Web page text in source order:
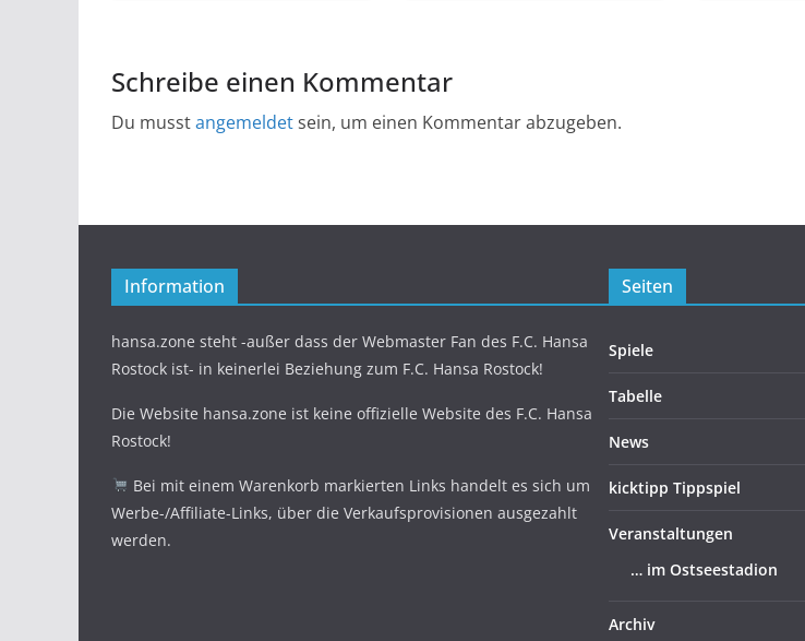
Schreibe einen Kommentar
Du musstangemeldetsein, um einen Kommentar abzugeben.
Information
hansa.zone steht -außer dass der Webmaster Fan des F.C. Hansa
Rostock ist- in keinerlei Beziehung zum F.C. Hansa Rostock!
Die Website hansa.zone ist keine offizielle Website des F.C. Hansa
Rostock!
Bei mit einem Warenkorb markierten Links handelt es sich um
Werbe-/Affiliate-Links, über die Verkaufsprovisionen ausgezahlt
werden.
Seiten
Spiele
Tabelle
News
kicktipp Tippspiel
Veranstaltungen
… im Ostseestadion
Archiv